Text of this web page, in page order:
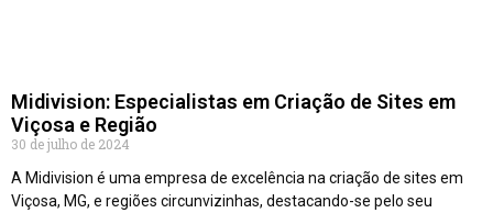
Midivision: Especialistas em Criação de Sites em
Viçosa e Região
30 de julho de 2024
A Midivision é uma empresa de excelência na criação de sites em
Viçosa, MG, e regiões circunvizinhas, destacando-se pelo seu